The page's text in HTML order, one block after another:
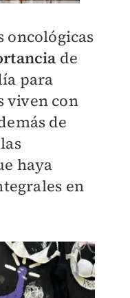
oncológicas
de
para
viven con
de
haya
en